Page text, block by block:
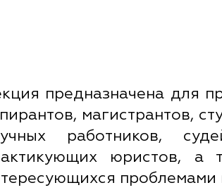
предназначена для
магистрантов,
работников,
юристов, а
проблемами